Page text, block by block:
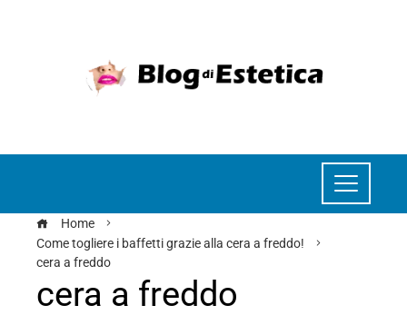
Home
Come togliere i baffetti grazie alla cera a freddo!
cera a freddo
cera a freddo